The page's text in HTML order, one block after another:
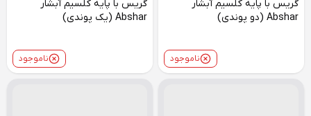
گریس با پایه کلسیم آبشار
Abshar (دو پوندی)
ناموجود
گریس با پایه کلسیم آبشار
Abshar (یک پوندی)
ناموجود